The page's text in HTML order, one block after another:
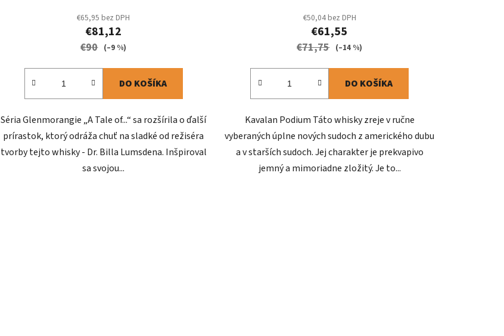
€65,95 bez DPH
€81,12
€90 (–9 %)
DO KOŠÍKA
Séria Glenmorangie „A Tale of...“ sa rozšírila o ďalší
prírastok, ktorý odráža chuť na sladké od režiséra
tvorby tejto whisky - Dr. Billa Lumsdena. Inšpiroval
sa svojou...
€50,04 bez DPH
€61,55
€71,75 (–14 %)
DO KOŠÍKA
Kavalan Podium Táto whisky zreje v ručne
vyberaných úplne nových sudoch z amerického dubu
a v starších sudoch. Jej charakter je prekvapivo
jemný a mimoriadne zložitý. Je to...